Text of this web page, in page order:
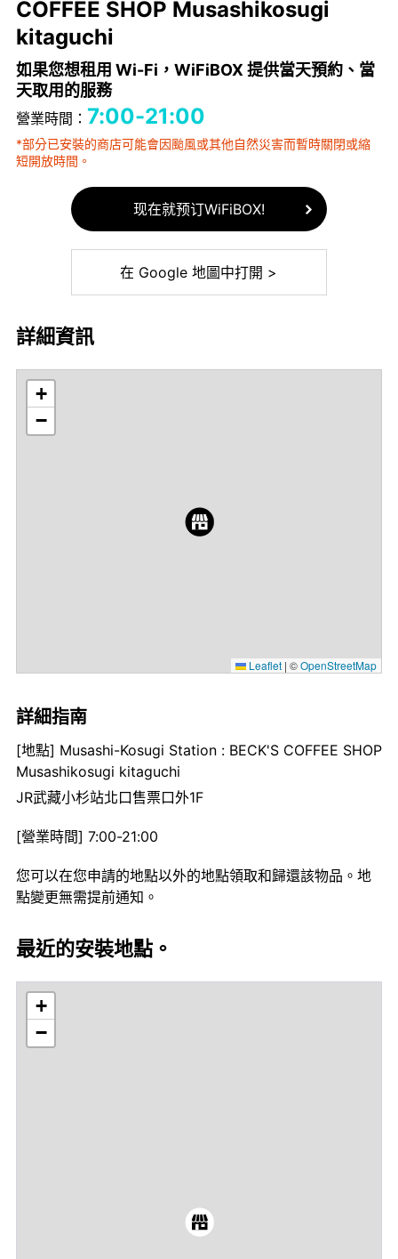
COFFEE SHOP Musashikosugi
kitaguchi
如果您想租用 Wi-Fi，WiFiBOX 提供當天預約、當
天取用的服務
營業時間： 7:00-21:00
*部分已安裝的商店可能會因颱風或其他自然災害而暫時關閉或縮
短開放時間。
现在就预订WiFiBOX!
在 Google 地圖中打開 >
詳細資訊
+
−
Leaflet | ©OpenStreetMap
詳細指南
[地點] Musashi-Kosugi Station : BECK'S COFFEE SHOP
Musashikosugi kitaguchi
JR武藏小杉站北口售票口外1F
[營業時間] 7:00-21:00
您可以在您申請的地點以外的地點領取和歸還該物品。地
點變更無需提前通知。
最近的安裝地點。
+
−